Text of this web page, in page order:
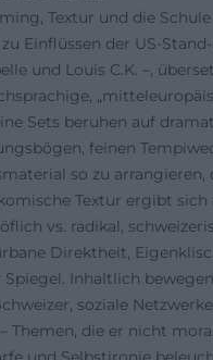
Textur und die
Einflüssen der US-
und Louis C.K. –,
Sets beruhen auf
feinen
so zu arrangieren,
Textur ergibt sich
vs. radikal,
Direktheit,
Inhaltlich
soziale
Themen, die er nicht